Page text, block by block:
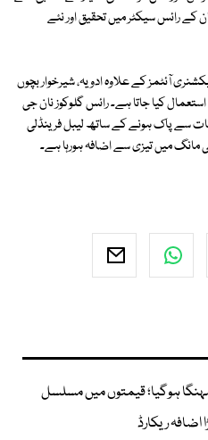
کے رائس سیکٹر میں تحقیق اور نئے
آئٹمز کے علاوہ ادویہ، شیرخوار بچوں
کیا جاتا ہے۔ رائس گلوکوز نان جی
سے پاک ہونے کے ساتھ لیبل فرینڈلی
مانگ میں تیزی سے اضافہ ہورہا ہے۔
ہوگیا؛ قیمتوں میں مسلسل
ریکارڈ